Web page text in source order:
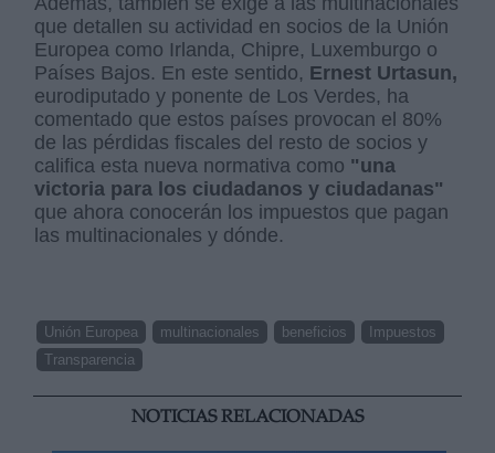
que detallen su actividad en socios de la Unión
Europea como Irlanda, Chipre, Luxemburgo o
Países Bajos. En este sentido, Ernest Urtasun,
eurodiputado y ponente de Los Verdes, ha
comentado que estos países provocan el 80%
de las pérdidas fiscales del resto de socios y
califica esta nueva normativa como "una
victoria para los ciudadanos y ciudadanas"
que ahora conocerán los impuestos que pagan
las multinacionales y dónde.
Unión Europea multinacionales beneficios
Impuestos
Transparencia
NOTICIAS RELACIONADAS